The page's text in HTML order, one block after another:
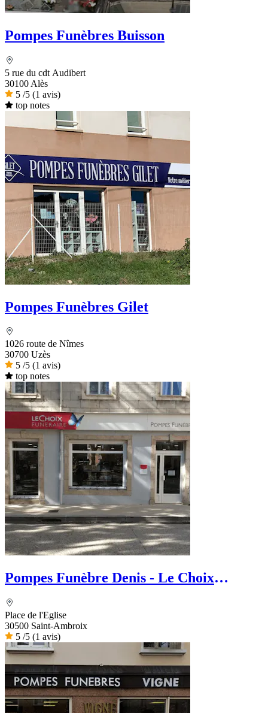
Pompes Funèbres Buisson
5 rue du cdt Audibert
30100 Alès
5 /5 (1 avis)
top notes
Pompes Funèbres Gilet
1026 route de Nîmes
30700 Uzès
5 /5 (1 avis)
top notes
Pompes Funèbre Denis - Le Choix
Place de l'Eglise
30500 Saint-Ambroix
5 /5 (1 avis)